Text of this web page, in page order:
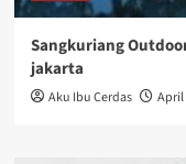
Sangkuriang
jakarta
Aku Ibu Cerdas April